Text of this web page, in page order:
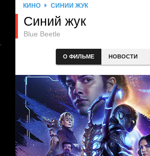
КИНО СИНИЙ ЖУК
Синий жук
Blue Beetle
О ФИЛЬМЕ НОВОСТИ